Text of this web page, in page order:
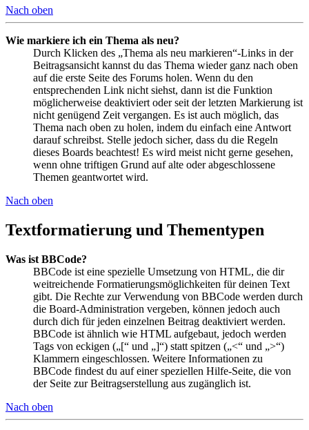
Nach oben
Wie markiere ich ein Thema als neu?
Durch Klicken des „Thema als neu markieren“-Links in der
Beitragsansicht kannst du das Thema wieder ganz nach oben
auf die erste Seite des Forums holen. Wenn du den
entsprechenden Link nicht siehst, dann ist die Funktion
möglicherweise deaktiviert oder seit der letzten Markierung ist
nicht genügend Zeit vergangen. Es ist auch möglich, das
Thema nach oben zu holen, indem du einfach eine Antwort
darauf schreibst. Stelle jedoch sicher, dass du die Regeln
dieses Boards beachtest! Es wird meist nicht gerne gesehen,
wenn ohne triftigen Grund auf alte oder abgeschlossene
Themen geantwortet wird.
Nach oben
Textformatierung und Thementypen
Was ist BBCode?
BBCode ist eine spezielle Umsetzung von HTML, die dir
weitreichende Formatierungsmöglichkeiten für deinen Text
gibt. Die Rechte zur Verwendung von BBCode werden durch
die Board-Administration vergeben, können jedoch auch
durch dich für jeden einzelnen Beitrag deaktiviert werden.
BBCode ist ähnlich wie HTML aufgebaut, jedoch werden
Tags von eckigen („[“ und „]“) statt spitzen („<“ und „>“)
Klammern eingeschlossen. Weitere Informationen zu
BBCode findest du auf einer speziellen Hilfe-Seite, die von
der Seite zur Beitragserstellung aus zugänglich ist.
Nach oben